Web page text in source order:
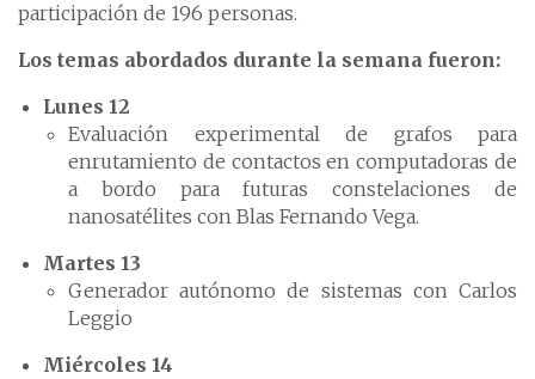
participación de 196 personas.
Los temas abordados durante la semana fueron:
Lunes 12
Evaluación experimental de grafos para
enrutamiento de contactos en computadoras de
a bordo para futuras constelaciones de
nanosatélites con Blas Fernando Vega.
Martes 13
Generador autónomo de sistemas con Carlos
Leggio
Miércoles 14